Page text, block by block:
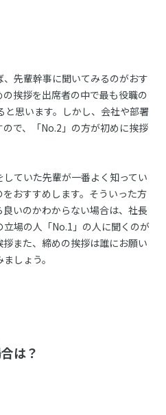
先輩幹事に聞いてみるのがおす
挨拶を出席者の中で最も役職の
思います。しかし、会社や部署
で、「No.2」の方が初めに挨拶
ていた先輩が一番よく知ってい
おすすめします。そういった方
いのかわからない場合は、社長
場の人「No.1」の人に聞くのが
また、締めの挨拶は誰にお願い
しょう。
は？